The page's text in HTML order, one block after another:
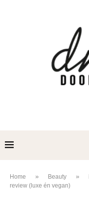
Home » Beauty »
review (luxe én vegan)